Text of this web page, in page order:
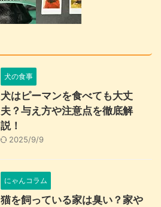
犬の食事
犬はピーマンを食べても大丈
夫？与え方や注意点を徹底解
説！
2025/9/9
にゃんコラム
猫を飼っている家は臭い？家や